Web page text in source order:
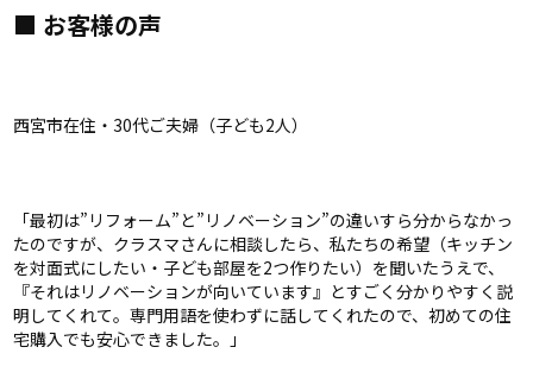
■ お客様の声
西宮市在住・30代ご夫婦（子ども2人）
「最初は”リフォーム”と”リノベーション”の違いすら分からなかっ
たのですが、クラスマさんに相談したら、私たちの希望（キッチン
を対面式にしたい・子ども部屋を2つ作りたい）を聞いたうえで、
『それはリノベーションが向いています』とすごく分かりやすく説
明してくれて。専門用語を使わずに話してくれたので、初めての住
宅購入でも安心できました。」